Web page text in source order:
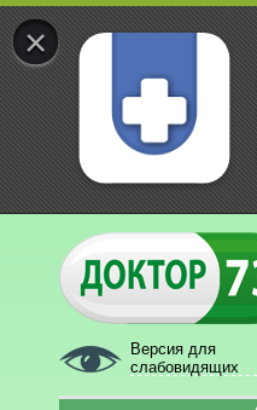
×
Версия для
слабовидящих